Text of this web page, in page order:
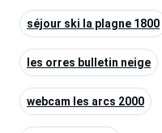
séjour ski la plagne 1800
les orres bulletin neige
webcam les arcs 2000